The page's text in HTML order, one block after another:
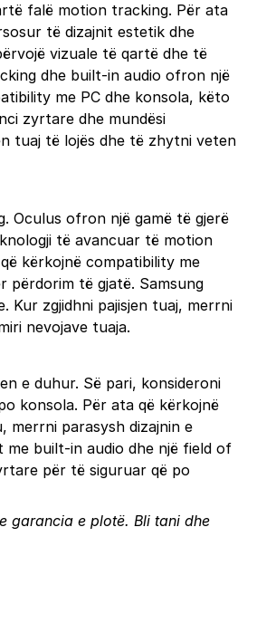
falë motion tracking. Për ata
të dizajnit estetik dhe
vizuale të qartë dhe të
dhe built-in audio ofron një
me PC dhe konsola, këto
zyrtare dhe mundësi
tuaj të lojës dhe të zhytni veten
Oculus ofron një gamë të gjerë
të avancuar të motion
kërkojnë compatibility me
përdorim të gjatë. Samsung
Kur zgjidhni pajisjen tuaj, merrni
nevojave tuaja.
e duhur. Së pari, konsideroni
konsola. Për ata që kërkojnë
merrni parasysh dizajnin e
me built-in audio dhe një field of
për të siguruar që po
garancia e plotë. Bli tani dhe